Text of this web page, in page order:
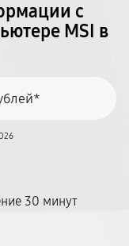
с
MSI в
30 минут